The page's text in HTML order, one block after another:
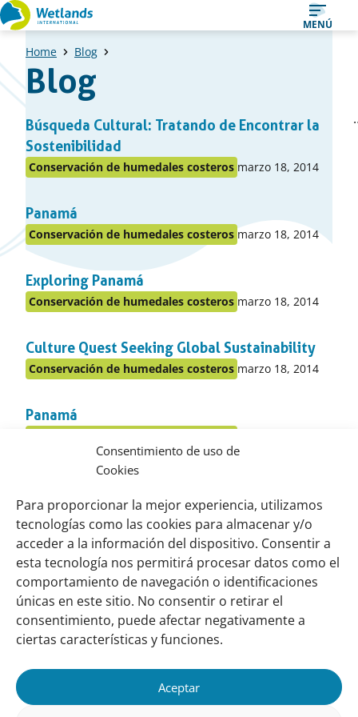
Consentimiento de uso de
Cookies
Para proporcionar la mejor experiencia, utilizamos
tecnologías como las cookies para almacenar y/o
acceder a la información del dispositivo. Consentir a
esta tecnología nos permitirá procesar datos como el
comportamiento de navegación o identificaciones
únicas en este sitio. No consentir o retirar el
consentimiento, puede afectar negativamente a
ciertas características y funciones.
Aceptar
Ir
al
contenido
MENÚ
Home Blog
Blog
Una
lista
de
items
Búsqueda Cultural: Tratando de Encontrar la
Sostenibilidad
Publicado
el
apartado
Conservación de humedales costeros Publicado
marzo 18, 2014
Panamá
Publicado
el
apartado
Conservación de humedales costeros Publicado
marzo 18, 2014
Exploring Panamá
Publicado
el
apartado
Conservación de humedales costeros Publicado
marzo 18, 2014
Culture Quest Seeking Global Sustainability
Publicado
el
Conservación de humedales costeros Publicado
marzo 18, 2014
Panamá
apartado
en:
Community, Ixtahuacán, Sololá, Guatemala
Publicado
en
el
apartado
Resiliencia comunitariaPublicado
en:
enero 28, 2013
Links
importantes
Sobre nosotros
Nuestra red
Misión y Visión
Nuestra historia